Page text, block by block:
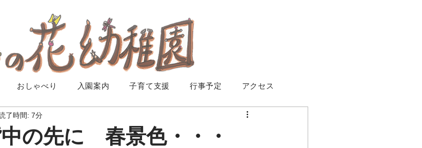
おしゃべり 入園案内 子育て支援 行事予定 アクセス
の先に 春景色・・・
了時間: 7分